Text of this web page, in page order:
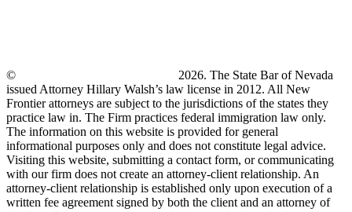
©
2026. The State Bar of Nevada
issued Attorney Hillary Walsh’s law license in 2012. All New
Frontier attorneys are subject to the jurisdictions of the states they
practice law in. The Firm practices federal immigration law only.
The information on this website is provided for general
informational purposes only and does not constitute legal advice.
Visiting this website, submitting a contact form, or communicating
with our firm does not create an attorney-client relationship. An
attorney-client relationship is established only upon execution of a
written fee agreement signed by both the client and an attorney of